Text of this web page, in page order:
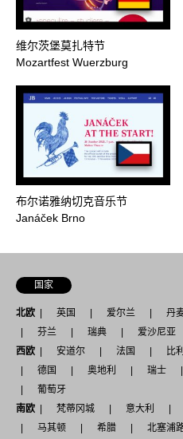
维尔茨堡莫扎特节
Mozartfest Wuerzburg
布尔诺雅纳切克音乐节
Janáček Brno
国家
北欧 英国 爱尔兰 丹
芬兰
瑞典 爱沙尼亚
西欧
安道尔 法国 比
德国
奥地利 瑞士
葡萄牙
南欧
梵蒂冈城 意大利
马其顿
希腊 北塞浦